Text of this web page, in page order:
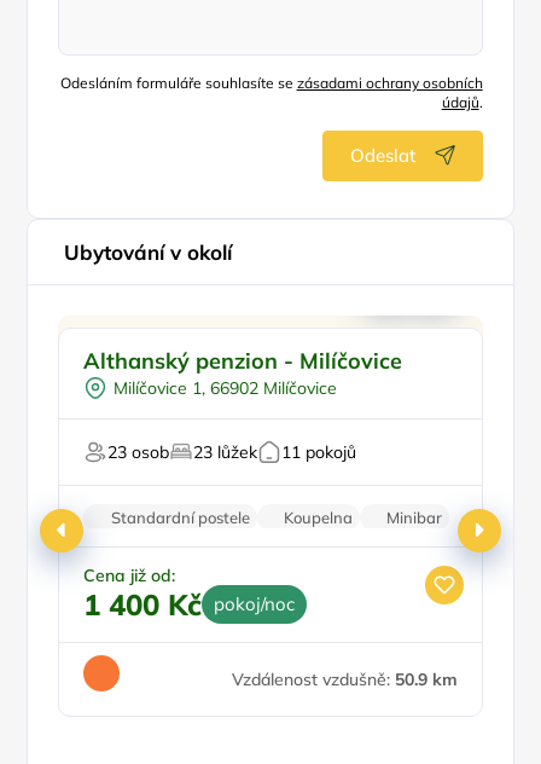
Odesláním formuláře souhlasíte se zásadami ochrany osobních
údajů.
Odeslat
Ubytování v okolí
Snídaně
Pro turisty
Althanský penzion - Milíčovice
Milíčovice 1, 66902 Milíčovice
23 osob 23 lůžek 11 pokojů
Standardní postele Koupelna
Minibar
Parkování zdarma
Cena již od:
1 400 Kč pokoj/noc
Vzdálenost vzdušně: 50.9 km